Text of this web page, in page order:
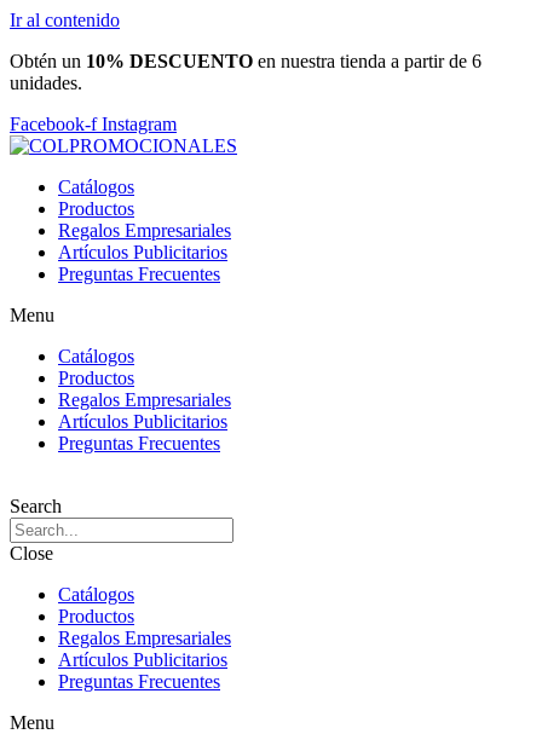
Ir al contenido
Obtén un 10% DESCUENTO en nuestra tienda a partir de 6
unidades.
Facebook-f Instagram
Catálogos
Productos
Regalos Empresariales
Artículos Publicitarios
Preguntas Frecuentes
Menu
Catálogos
Productos
Regalos Empresariales
Artículos Publicitarios
Preguntas Frecuentes
Search
Close
Catálogos
Productos
Regalos Empresariales
Artículos Publicitarios
Preguntas Frecuentes
Menu